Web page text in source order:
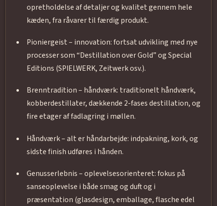
opretholdelse af detaljer og kvalitet gennem hele
kæden, fra råvarer til færdig produkt.
Pioniergeist – innovation: fortsat udvikling med nye
processer som “Destillation over Gold” og Special
Editions (SPIELWERK, Zeitwerk osv.).
Brenntradition – håndværk: traditionelt håndværk,
kobberdestillater, dækkende 2-fases destillation, og
fire etager af fadlagring i møllen.
Håndværk – alt er håndarbejde: indpakning, kork, og
sidste finish udføres i hånden.
Genusserlebnis – oplevelsesorienteret: fokus på
sanseoplevelse i både smag og duft og i
præsentation (glasdesign, emballage, flasche edel